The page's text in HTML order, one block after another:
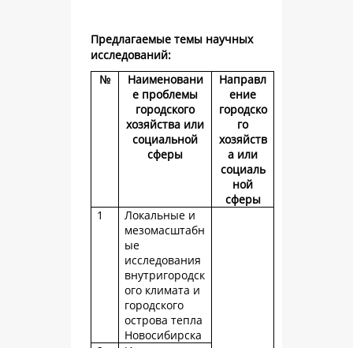
Предлагаемые темы научных
исследований:
№
Наименовани
е проблемы
городского
хозяйства или
социальной
сферы
Направл
ение
городско
го
хозяйств
а или
социаль
ной
сферы
1
Локальные и
мезомасштабн
ые
исследования
внутригородск
ого климата и
городского
острова тепла
Новосибирска